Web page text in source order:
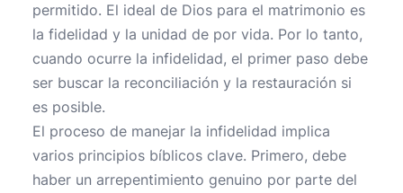
permitido. El ideal de Dios para el matrimonio es
la fidelidad y la unidad de por vida. Por lo tanto,
cuando ocurre la infidelidad, el primer paso debe
ser buscar la reconciliación y la restauración si
es posible.
El proceso de manejar la infidelidad implica
varios principios bíblicos clave. Primero, debe
haber un arrepentimiento genuino por parte del